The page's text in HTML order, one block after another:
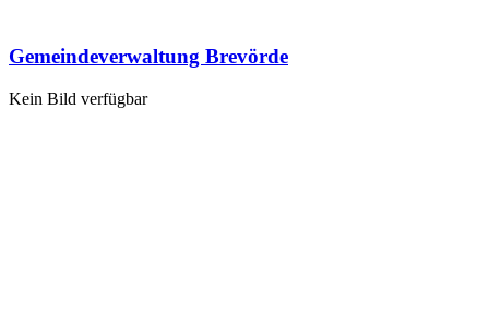
Gemeindeverwaltung Brevörde
Kein Bild verfügbar